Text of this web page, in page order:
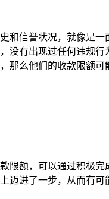
和信誉状况，就像是
没有出现过任何违规
那么他们的收款限额
限额，可以通过积极
迈进了一步，从而有